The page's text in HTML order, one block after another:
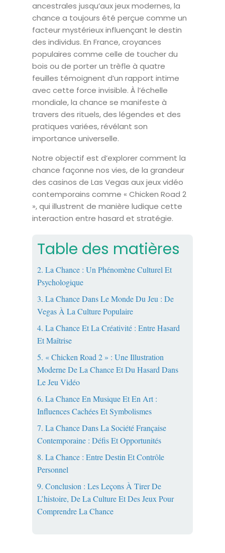
ancestrales jusqu’aux jeux modernes, la
chance a toujours été perçue comme un
facteur mystérieux influençant le destin
des individus. En France, croyances
populaires comme celle de toucher du
bois ou de porter un trèfle à quatre
feuilles témoignent d’un rapport intime
avec cette force invisible. À l’échelle
mondiale, la chance se manifeste à
travers des rituels, des légendes et des
pratiques variées, révélant son
importance universelle.
Notre objectif est d’explorer comment la
chance façonne nos vies, de la grandeur
des casinos de Las Vegas aux jeux vidéo
contemporains comme « Chicken Road 2
», qui illustrent de manière ludique cette
interaction entre hasard et stratégie.
Table des matières
2. La Chance : Un Phénomène Culturel Et
Psychologique
3. La Chance Dans Le Monde Du Jeu : De
Vegas À La Culture Populaire
4. La Chance Et La Créativité : Entre Hasard
Et Maîtrise
5. « Chicken Road 2 » : Une Illustration
Moderne De La Chance Et Du Hasard Dans
Le Jeu Vidéo
6. La Chance En Musique Et En Art :
Influences Cachées Et Symbolismes
7. La Chance Dans La Société Française
Contemporaine : Défis Et Opportunités
8. La Chance : Entre Destin Et Contrôle
Personnel
9. Conclusion : Les Leçons À Tirer De
L’histoire, De La Culture Et Des Jeux Pour
Comprendre La Chance